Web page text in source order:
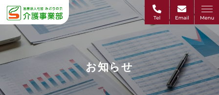
お知らせ